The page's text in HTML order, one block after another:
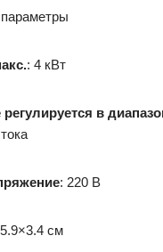
: 4 кВт
в
: 220 В
см